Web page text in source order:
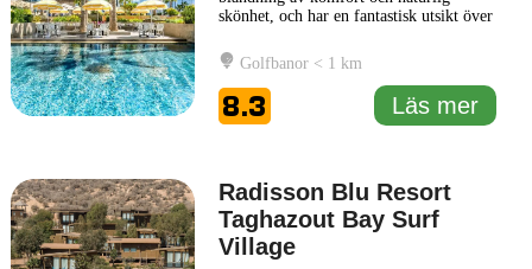
skönhet, och har en fantastisk utsikt över
perfekt för både avkoppling och äventyr,
med nära tillgång till sandstränder och
de berömda surfvågorna i regionen.
Hotellets design kombinerar samtida...
Läs mer
Golfbanor < 1 km
8.3 Läs mer
Radisson Blu Resort
Taghazout Bay Surf
Village